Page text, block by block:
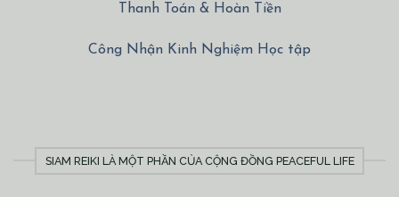
Thanh Toán & Hoàn Tiền
Công Nhận Kinh Nghiệm Học tập
SIAM REIKI LÀ MỘT PHẦN CỦA CỘNG ĐỒNG PEACEFUL LIFE